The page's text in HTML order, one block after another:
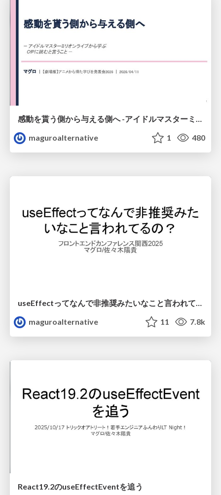
感動を貰う側から与える側へ -アイドルマスターミリオンライブから学ぶCfPに挑むと言うこと-
maguroalternative
1 480
maguroalternative
11 7.8k
React19.2のuseEffectEventを追う